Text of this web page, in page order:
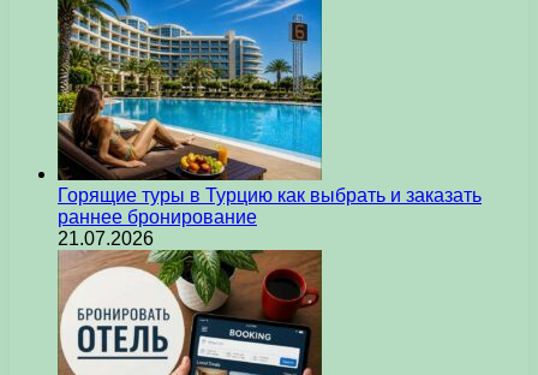
Горящие туры в Турцию как выбрать и заказать
раннее бронирование
21.07.2026